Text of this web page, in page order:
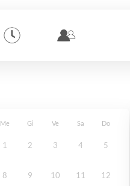
Me Gi Ve Sa Do
1 2 3 4 5
8 9 10 11 12